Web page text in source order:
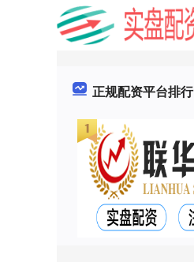
正规配资平台排行